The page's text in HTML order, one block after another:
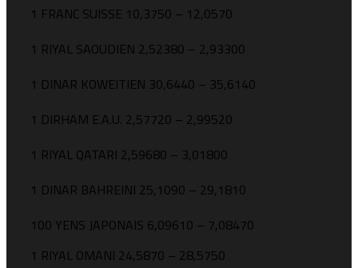
1 FRANC SUISSE 10,3750 – 12,0570
1 RIYAL SAOUDIEN 2,52380 – 2,93300
1 DINAR KOWEITIEN 30,6440 – 35,6140
1 DIRHAM E.A.U. 2,57720 – 2,99520
1 RIYAL QATARI 2,59680 – 3,01800
1 DINAR BAHREINI 25,1090 – 29,1810
100 YENS JAPONAIS 6,09610 – 7,08470
1 RIYAL OMANI 24,5870 – 28,5750